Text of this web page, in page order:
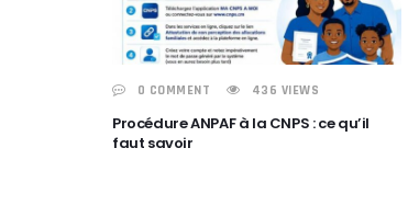
0 COMMENT 436 VIEWS
‎Procédure ANPAF à la CNPS : ce qu’il
faut savoir‎